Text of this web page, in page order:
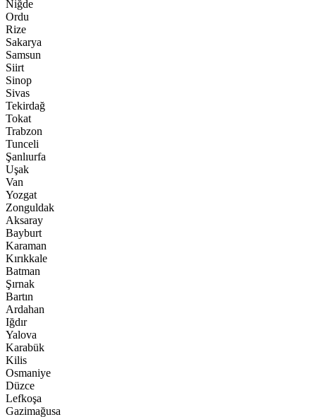
Niğde
Ordu
Rize
Sakarya
Samsun
Siirt
Sinop
Sivas
Tekirdağ
Tokat
Trabzon
Tunceli
Şanlıurfa
Uşak
Van
Yozgat
Zonguldak
Aksaray
Bayburt
Karaman
Kırıkkale
Batman
Şırnak
Bartın
Ardahan
Iğdır
Yalova
Karabük
Kilis
Osmaniye
Düzce
Lefkoşa
Gazimağusa